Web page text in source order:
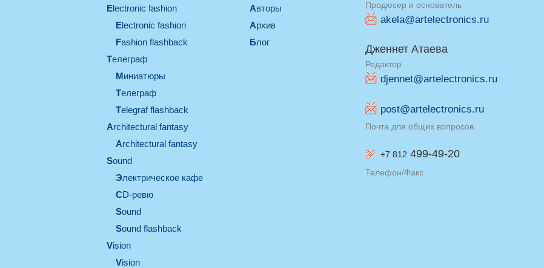
electronic fashion
electronic fashion
Fashion flashback
телеграф
миниатюры
телеграф
Telegraf flashback
architectural fantasy
architectural fantasy
sound
электрическое кафе
CD-ревю
sound
Sound flashback
vision
vision
Авторы
Архив
Блог
Продюсер и основатель
akela@artelectronics.ru
Дженнет Атаева
Редактор
djennet@artelectronics.ru
post@artelectronics.ru
Почта для общих вопросов
+7 812 499-49-20
Телефон/Факс